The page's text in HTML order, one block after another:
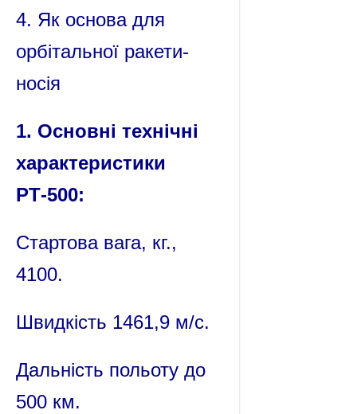
4. Як основа для
орбітальної ракети-
носія
1. Основні технічні
характеристики
РТ-500:
Стартова вага, кг.,
4100.
Швидкість 1461,9 м/с.
Дальність польоту до
500 км.